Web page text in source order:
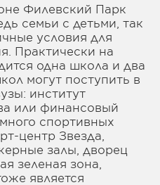
Филевский Парк
семьи с детьми, так
условия для
Практически на
одна школа и два
могут поступить в
институт
или финансовый
спортивных
центр Звезда,
залы, дворец
зеленая зона,
является